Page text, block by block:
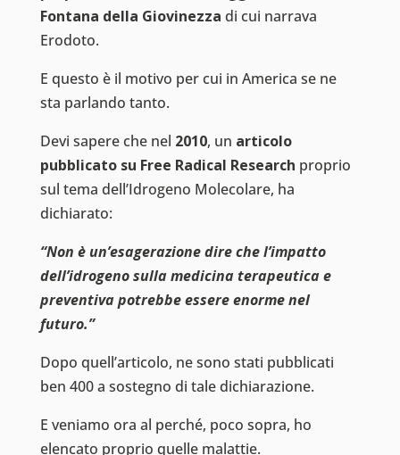
Fontana della Giovinezza di cui narrava
Erodoto.
E questo è il motivo per cui in America se ne
sta parlando tanto.
Devi sapere che nel 2010, un articolo
pubblicato su Free Radical Research proprio
sul tema dell’Idrogeno Molecolare, ha
dichiarato:
“Non è un’esagerazione dire che l’impatto
dell’idrogeno sulla medicina terapeutica e
preventiva potrebbe essere enorme nel
futuro.”
Dopo quell’articolo, ne sono stati pubblicati
ben 400 a sostegno di tale dichiarazione.
E veniamo ora al perché, poco sopra, ho
elencato proprio quelle malattie.